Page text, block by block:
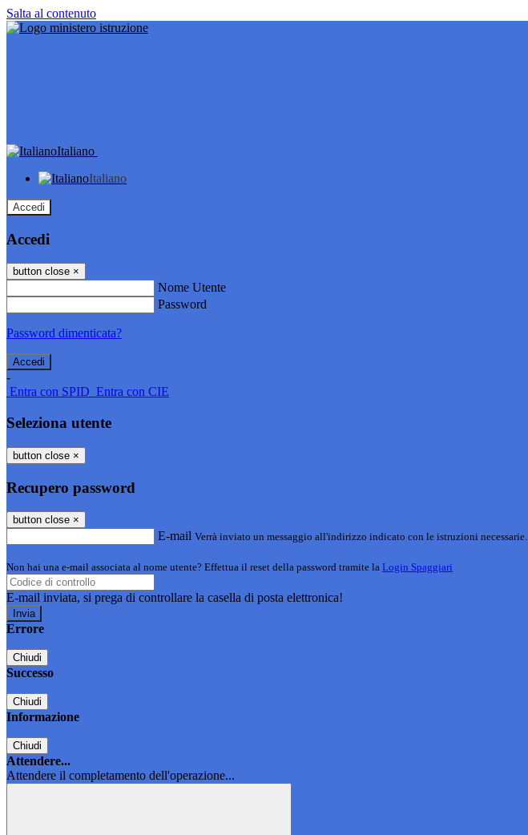
Salta al contenuto
Italiano
Italiano
Accedi
Accedi
button close ×
Nome Utente
Password
Password dimenticata?
-
Entra con SPID Entra con CIE
Seleziona utente
button close ×
Recupero password
button close ×
E-mail Verrà inviato un messaggio all'indirizzo indicato con le istruzioni necessarie.
Non hai una e-mail associata al nome utente? Effettua il reset della password tramite la Login Spaggiari
E-mail inviata, si prega di controllare la casella di posta elettronica!
Errore
Chiudi
Successo
Chiudi
Informazione
Chiudi
Attendere...
Attendere il completamento dell'operazione...